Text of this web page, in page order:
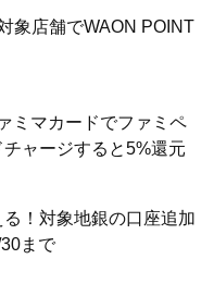
象店舗でWAON POINT
ミマカードでファミペ
ャージすると5%還元
！対象地銀の口座追加
まで